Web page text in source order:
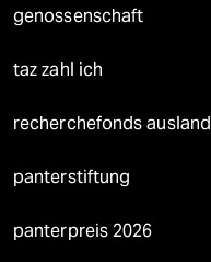
genossenschaft
taz zahl ich
recherchefonds ausland
panterstiftung
panterpreis 2026